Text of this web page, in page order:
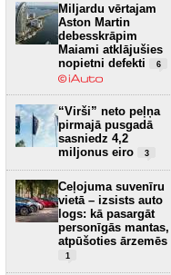
Miljardu vērtajam
Aston Martin
debesskrāpim
Maiami atklājušies
nopietni defekti
6
“Virši” neto peļņa
pirmajā pusgadā
sasniedz 4,2
miljonus eiro
3
Ceļojuma suvenīru
vietā – izsists auto
logs: kā pasargāt
personīgās mantas,
atpūšoties ārzemēs
1